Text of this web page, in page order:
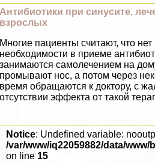
Антибиотики при синусите,
взрослых
Многие пациенты считают, что нет
необходимости в приеме
занимаются самолечением на
промывают нос, а потом через
время обращаются к доктору, с
отсутствии эффекта от такой
Notice: Undefined variable:
/var/www/iq22059882/data/
on line 15